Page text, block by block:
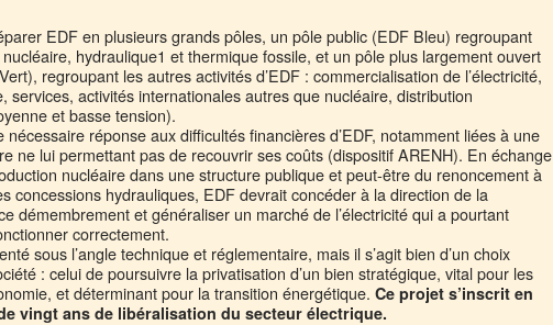
EDF en plusieurs grands pôles, un pôle public (EDF Bleu) regroupant
hydraulique1 et thermique fossile, et un pôle plus largement ouvert
regroupant les autres activités d’EDF : commercialisation de l’électricité,
services, activités internationales autres que nucléaire, distribution
et basse tension).
réponse aux difficultés financières d’EDF, notamment liées à une
ne lui permettant pas de recouvrir ses coûts (dispositif ARENH). En échange
nucléaire dans une structure publique et peut-être du renoncement à
concessions hydrauliques, EDF devrait concéder à la direction de la
démembrement et généraliser un marché de l’électricité qui a pourtant
correctement.
sous l’angle technique et réglementaire, mais il s’agit bien d’un choix
: celui de poursuivre la privatisation d’un bien stratégique, vital pour les
et déterminant pour la transition énergétique. Ce projet s’inscrit en
vingt ans de libéralisation du secteur électrique.